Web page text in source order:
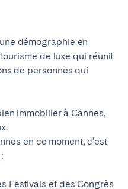
démographie en
de luxe qui réunit
de personnes qui
immobilier à Cannes,
en ce moment, c’est
Festivals et des Congrès